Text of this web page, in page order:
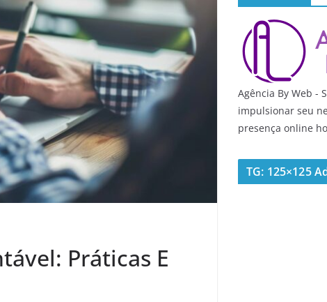
Práticas E
Agência By Web -
impulsionar seu
presença online
TG: 125×125